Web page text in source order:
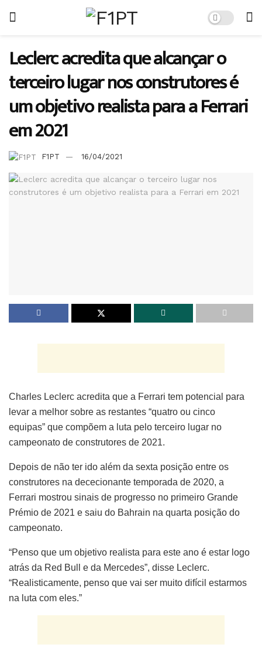
Leclerc acredita que alcançar o
terceiro lugar nos construtores é
um objetivo realista para a Ferrari
em 2021
F1PT 16/04/2021
Charles Leclerc acredita que a Ferrari tem potencial para
levar a melhor sobre as restantes “quatro ou cinco
equipas” que compõem a luta pelo terceiro lugar no
campeonato de construtores de 2021.
Depois de não ter ido além da sexta posição entre os
construtores na dececionante temporada de 2020, a
Ferrari mostrou sinais de progresso no primeiro Grande
Prémio de 2021 e saiu do Bahrain na quarta posição do
campeonato.
“Penso que um objetivo realista para este ano é estar logo
atrás da Red Bull e da Mercedes”, disse Leclerc.
“Realisticamente, penso que vai ser muito difícil estarmos
na luta com eles.”